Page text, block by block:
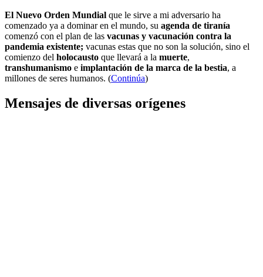
El Nuevo Orden Mundial que le sirve a mi adversario ha
comenzado ya a dominar en el mundo, su agenda de tiranía
comenzó con el plan de las vacunas y vacunación contra la
pandemia existente; vacunas estas que no son la solución, sino el
comienzo del holocausto que llevará a la muerte,
transhumanismo e implantación de la marca de la bestia, a
millones de seres humanos. (Continúa)
Mensajes de diversas orígenes